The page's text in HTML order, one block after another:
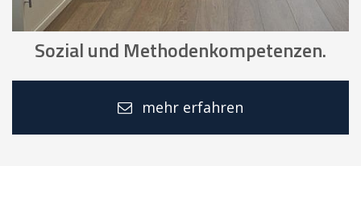
Sozial und Methodenkompetenzen.
mehr erfahren